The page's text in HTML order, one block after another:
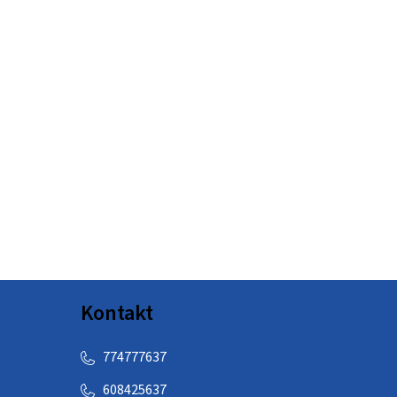
Kontakt
608425637
774777637